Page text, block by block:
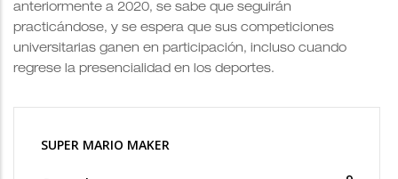
anteriormente a 2020, se sabe que seguirán
practicándose, y se espera que sus competiciones
universitarias ganen en participación, incluso cuando
regrese la presencialidad en los deportes.
SUPER MARIO MAKER